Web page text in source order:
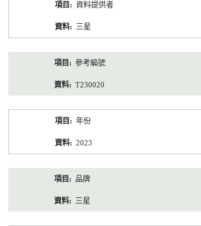
資料提供者
三星
參考編號
T230020
年份
2023
品牌
三星